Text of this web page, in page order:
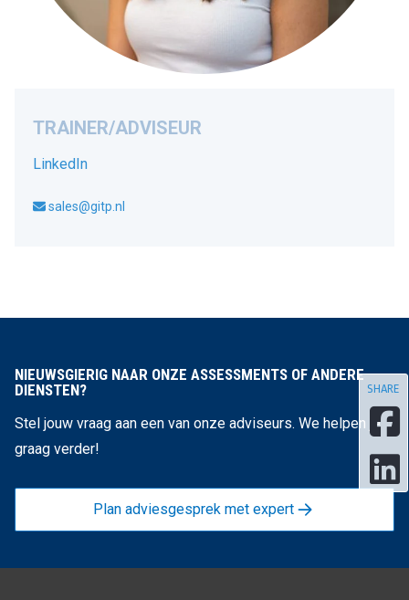
SHARE
TRAINER/ADVISEUR
LinkedIn
sales@gitp.nl
NIEUWSGIERIG NAAR ONZE ASSESSMENTS OF ANDERE
DIENSTEN?
Stel jouw vraag aan een van onze adviseurs. We helpen je
graag verder!
Plan adviesgesprek met expert